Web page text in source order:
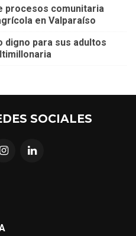
procesos comunitaria
en Valparaíso
digno para sus adultos
SOCIALES